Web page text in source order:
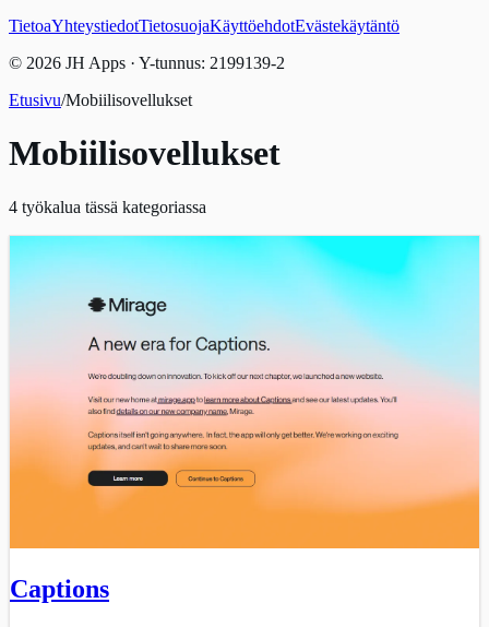
TietoaYhteystiedotTietosuojaKäyttöehdotEvästekäytäntö
© 2026 JH Apps · Y-tunnus: 2199139-2
Etusivu/Mobiilisovellukset
Mobiilisovellukset
4 työkalua tässä kategoriassa
Captions